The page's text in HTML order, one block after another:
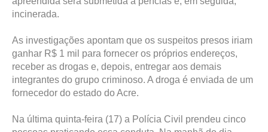
incinerada.
As investigações apontam que os suspeitos presos iriam
ganhar R$ 1 mil para fornecer os próprios endereços,
receber as drogas e, depois, entregar aos demais
integrantes do grupo criminoso. A droga é enviada de um
fornecedor do estado do Acre.
Na última quinta-feira (17) a Polícia Civil prendeu cinco